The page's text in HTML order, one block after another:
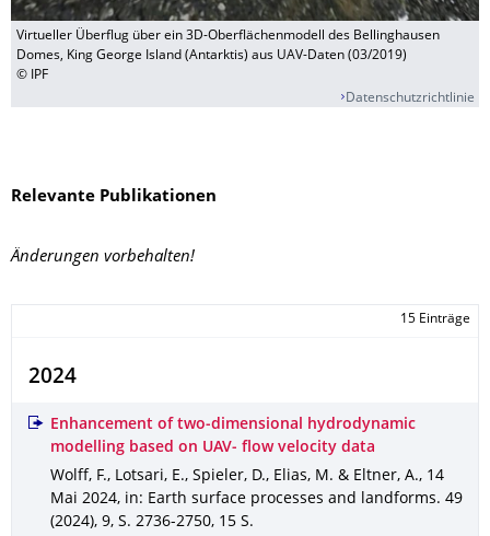
Virtueller Überflug über ein 3D-Oberflächenmodell des Bellinghausen
Domes, King George Island (Antarktis) aus UAV-Daten (03/2019)
© IPF
Datenschutzrichtlinie
Relevante Publikationen
Änderungen vorbehalten!
15 Einträge
2024
Enhancement of two‐dimensional hydrodynamic
modelling based on UAV‐ flow velocity data
Wolff, F., Lotsari, E., Spieler, D., Elias, M. & Eltner, A., 14
Mai 2024, in: Earth surface processes and landforms. 49
(2024), 9, S. 2736-2750, 15 S.